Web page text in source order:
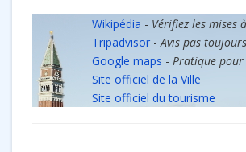
Wikipédia - Vérifiez les mises
Tripadvisor- Avis pas
Google maps - Pratique pour
Site officiel de la Ville
Site officiel du tourisme